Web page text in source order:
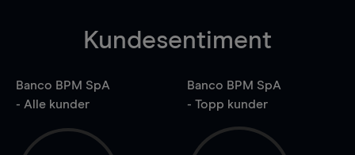
Kundesentiment
Banco BPM SpA
- Alle kunder
Banco BPM SpA
- Topp kunder